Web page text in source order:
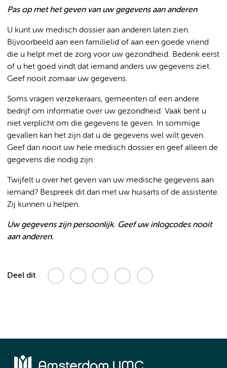
Pas op met het geven van uw gegevens aan anderen
U kunt uw medisch dossier aan anderen laten zien.
Bijvoorbeeld aan een familielid of aan een goede vriend
die u helpt met de zorg voor uw gezondheid. Bedenk eerst
of u het goed vindt dat iemand anders uw gegevens ziet.
Geef nooit zomaar uw gegevens.
Soms vragen verzekeraars, gemeenten of een andere
bedrijf om informatie over uw gezondheid. Vaak bent u
niet verplicht om die gegevens te geven. In sommige
gevallen kan het zijn dat u de gegevens wel wilt geven.
Geef dan nooit uw hele medisch dossier en geef alleen de
gegevens die nodig zijn.
Twijfelt u over het geven van uw medische gegevens aan
iemand? Bespreek dit dan met uw huisarts of de assistente.
Zij kunnen u helpen.
Uw gegevens zijn persoonlijk. Geef uw inlogcodes nooit
aan anderen.
Deel dit